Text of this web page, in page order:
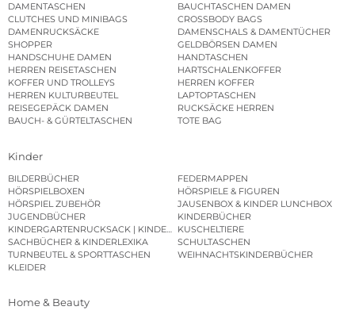
DAMENTASCHEN
BAUCHTASCHEN DAMEN
CLUTCHES UND MINIBAGS
CROSSBODY BAGS
DAMENRUCKSÄCKE
DAMENSCHALS & DAMENTÜCHER
SHOPPER
GELDBÖRSEN DAMEN
HANDSCHUHE DAMEN
HANDTASCHEN
HERREN REISETASCHEN
HARTSCHALENKOFFER
KOFFER UND TROLLEYS
HERREN KOFFER
HERREN KULTURBEUTEL
LAPTOPTASCHEN
REISEGEPÄCK DAMEN
RUCKSÄCKE HERREN
BAUCH- & GÜRTELTASCHEN
TOTE BAG
Kinder
BILDERBÜCHER
FEDERMAPPEN
HÖRSPIELBOXEN
HÖRSPIELE & FIGUREN
HÖRSPIEL ZUBEHÖR
JAUSENBOX & KINDER LUNCHBOX
JUGENDBÜCHER
KINDERBÜCHER
KINDERGARTENRUCKSACK | KINDERGARTENBEUTEL
KUSCHELTIERE
SACHBÜCHER & KINDERLEXIKA
SCHULTASCHEN
TURNBEUTEL & SPORTTASCHEN
WEIHNACHTSKINDERBÜCHER
KLEIDER
Home & Beauty